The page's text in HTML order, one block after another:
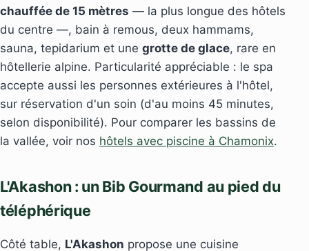
chauffée de 15 mètres — la plus longue des hôtels
du centre —, bain à remous, deux hammams,
sauna, tepidarium et une grotte de glace, rare en
hôtellerie alpine. Particularité appréciable : le spa
accepte aussi les personnes extérieures à l'hôtel,
sur réservation d'un soin (d'au moins 45 minutes,
selon disponibilité). Pour comparer les bassins de
la vallée, voir nos hôtels avec piscine à Chamonix.
L'Akashon : un Bib Gourmand au pied du
téléphérique
Côté table, L'Akashon propose une cuisine